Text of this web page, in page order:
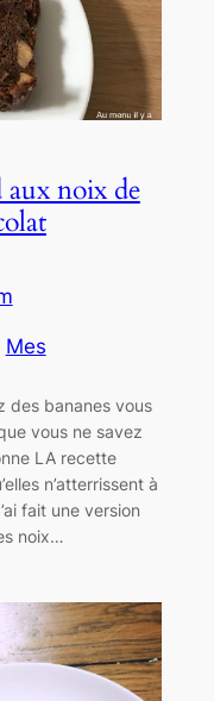
aux noix de
Mes
des bananes vous
vous ne savez
LA recette
n’atterrissent à
fait une version
noix…